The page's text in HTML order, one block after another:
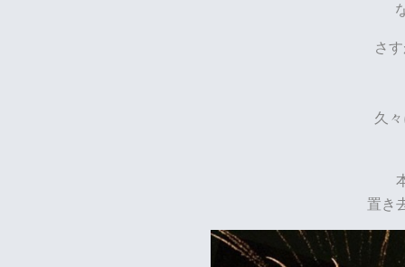
さ
久
置き